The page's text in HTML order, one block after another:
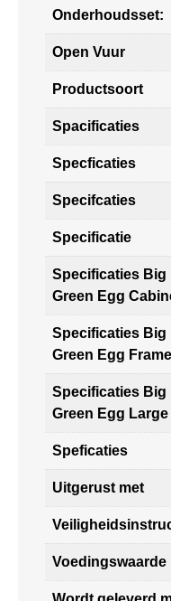
Onderhoudsset:
Open Vuur
Productsoort
Spacificaties
Specficaties
Specifcaties
Specificatie
Specificaties Big
Green Egg
Specificaties Big
Green Egg
Specificaties Big
Green Egg Large
Speficaties
Uitgerust met
Voedingswaarde